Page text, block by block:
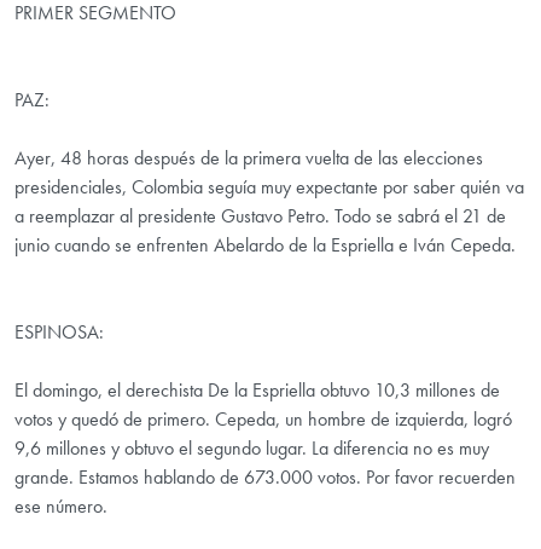
PRIMER SEGMENTO
PAZ:
Ayer, 48 horas después de la primera vuelta de las elecciones
presidenciales, Colombia seguía muy expectante por saber quién va
a reemplazar al presidente Gustavo Petro. Todo se sabrá el 21 de
junio cuando se enfrenten Abelardo de la Espriella e Iván Cepeda.
ESPINOSA:
El domingo, el derechista De la Espriella obtuvo 10,3 millones de
votos y quedó de primero. Cepeda, un hombre de izquierda, logró
9,6 millones y obtuvo el segundo lugar. La diferencia no es muy
grande. Estamos hablando de 673.000 votos. Por favor recuerden
ese número.